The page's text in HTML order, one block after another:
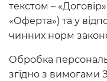
текстом –
«Оферта») та у
чинних норм
Обробка
згідно з вимогами